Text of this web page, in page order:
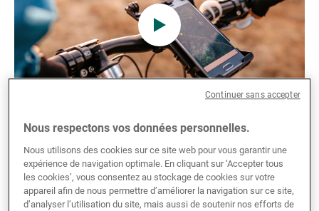
Gérants de fortune indépendants
Actualités
UBP CONFERENCE
Is artificial intelligence under- or
overestimated?
Nous respectons vos données personnelles.
Nous utilisons des cookies sur ce site web pour vous garantir une
expérience de navigation optimale. En cliquant sur ‘Accepter tous
les cookies’, vous consentez au stockage de cookies sur votre
appareil afin de nous permettre d’améliorer la navigation sur ce site,
d’analyser l’utilisation du site, mais aussi de soutenir nos efforts de
Continuer sans accepter